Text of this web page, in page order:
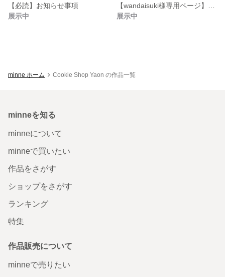
【必読】お知らせ事項
展示中
展示中
minne ホーム Cookie Shop Yaon の作品一覧
minneを知る
minneについて
minneで買いたい
作品をさがす
ショップをさがす
ランキング
特集
作品販売について
minneで売りたい